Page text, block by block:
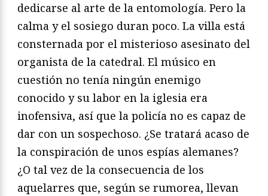
dedicarse al arte de la entomología. Pero la
calma y el sosiego duran poco. La villa está
consternada por el misterioso asesinato del
organista de la catedral. El músico en
cuestión no tenía ningún enemigo
conocido y su labor en la iglesia era
inofensiva, así que la policía no es capaz de
dar con un sospechoso. ¿Se tratará acaso de
la conspiración de unos espías alemanes?
¿O tal vez de la consecuencia de los
aquelarres que, según se rumorea, llevan